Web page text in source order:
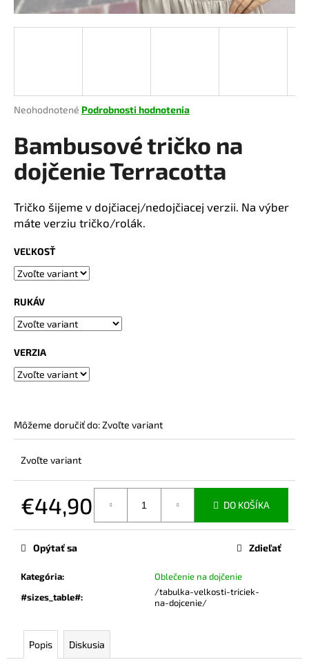
Priemerné
produktu
je
0,0
z
hviezdičiek.
Neohodnotené Podrobnosti hodnotenia
Bambusové tričko na
dojčenie Terracotta
Tričko šijeme v dojčiacej/nedojčiacej verzii. Na výber
máte verziu tričko/rolák.
VEĽKOSŤ
RUKÁV
VERZIA
Môžeme doručiť do:Zvoľte variant
Zvoľte variant
€44,90 DO KOŠÍKA
Kategória:
Oblečenie na dojčenie
#sizes_table#:
/tabulka-velkosti-triciek-
na-dojcenie/
Opýtať sa Zdieľať
Popis Diskusia
á
O
p
o
r
ú
č
a
e
NA
NUDE